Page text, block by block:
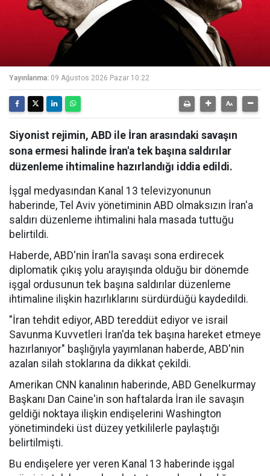
Yayınlanma: 09 Ağustos 2026 Pazar 10:22
Siyonist rejimin, ABD ile İran arasındaki savaşın
sona ermesi halinde İran'a tek başına saldırılar
düzenleme ihtimaline hazırlandığı iddia edildi.
İşgal medyasından Kanal 13 televizyonunun
haberinde, Tel Aviv yönetiminin ABD olmaksızın İran'a
saldırı düzenleme ihtimalini hala masada tuttuğu
belirtildi.
Haberde, ABD'nin İran'la savaşı sona erdirecek
diplomatik çıkış yolu arayışında olduğu bir dönemde
işgal ordusunun tek başına saldırılar düzenleme
ihtimaline ilişkin hazırlıklarını sürdürdüğü kaydedildi.
"İran tehdit ediyor, ABD tereddüt ediyor ve israil
Savunma Kuvvetleri İran'da tek başına hareket etmeye
hazırlanıyor" başlığıyla yayımlanan haberde, ABD'nin
azalan silah stoklarına da dikkat çekildi.
Amerikan CNN kanalının haberinde, ABD Genelkurmay
Başkanı Dan Caine'in son haftalarda İran ile savaşın
geldiği noktaya ilişkin endişelerini Washington
yönetimindeki üst düzey yetkililerle paylaştığı
belirtilmişti.
Bu endişelere yer veren Kanal 13 haberinde işgal